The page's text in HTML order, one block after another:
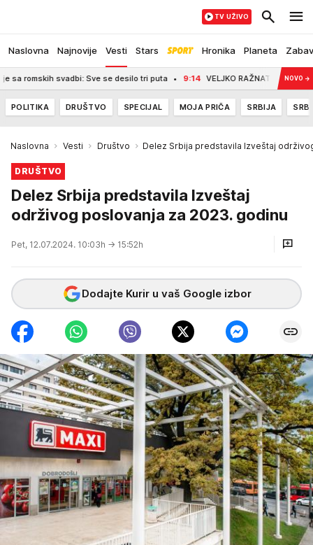
Naslovna Najnovije Vesti Stars Hronika Planeta
TV UŽIVO
svadbi: Sve se desilo tri puta 9:14 VELJKO RAŽNATOVIĆ MU NIJE NOVO →
POLITIKA DRUŠTVO SPECIJAL MOJA PRIČA SRBIJA
Naslovna Vesti Društvo Delez Srbija predstavila Izveštaj
DRUŠTVO
Delez Srbija predstavila Izveštaj
održivog poslovanja za 2023. godinu
Pet, 12.07.2024. 10:03h → 15:52h
Dodajte Kurir u vaš Google izbor